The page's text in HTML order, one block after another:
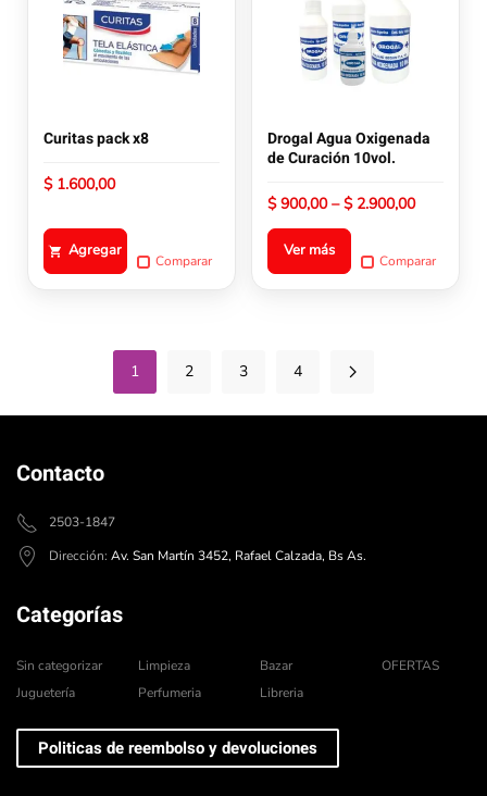
Curitas pack x8
$1.600,00
Agregar
Comparar
Drogal Agua Oxigenada
de Curación 10vol.
$900,00 – $2.900,00Rango
desde
$ 900,00
Ver más
variantes.
elegir
producto
Comparar
1 2 3 4
Contacto
2503-1847
Dirección: Av. San Martín 3452, Rafael Calzada, Bs As.
Categorías
Sin categorizar
Juguetería
Limpieza
Perfumeria
Bazar
Libreria
OFERTAS
Politicas de reembolso y devoluciones